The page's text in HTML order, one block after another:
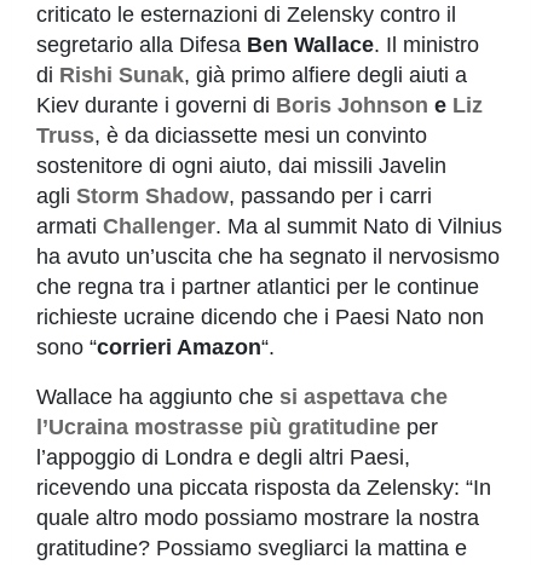
criticato le esternazioni di Zelensky contro il
segretario alla Difesa Ben Wallace. Il ministro
di Rishi Sunak, già primo alfiere degli aiuti a
Kiev durante i governi di Boris Johnson e Liz
Truss, è da diciassette mesi un convinto
sostenitore di ogni aiuto, dai missili Javelin
agli Storm Shadow, passando per i carri
armati Challenger. Ma al summit Nato di Vilnius
ha avuto un’uscita che ha segnato il nervosismo
che regna tra i partner atlantici per le continue
richieste ucraine dicendo che i Paesi Nato non
sono “corrieri Amazon“.
Wallace ha aggiunto che si aspettava che
l’Ucraina mostrasse più gratitudine per
l’appoggio di Londra e degli altri Paesi,
ricevendo una piccata risposta da Zelensky: “In
quale altro modo possiamo mostrare la nostra
gratitudine? Possiamo svegliarci la mattina e